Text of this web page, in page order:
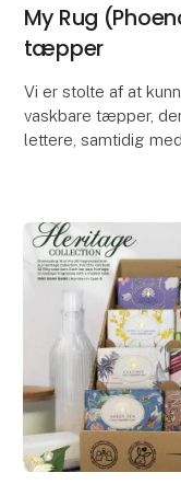
My Rug
tæpper
Vi er stolte af at
vaskbare tæpper,
lettere, samtidig